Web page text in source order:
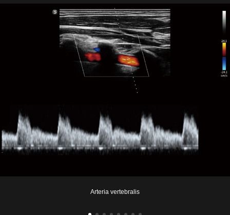
Arteria vertebralis